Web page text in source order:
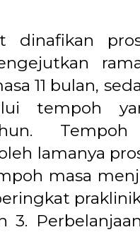
dinafikan
11 bulan,
tempoh
lamanya
masa
3.